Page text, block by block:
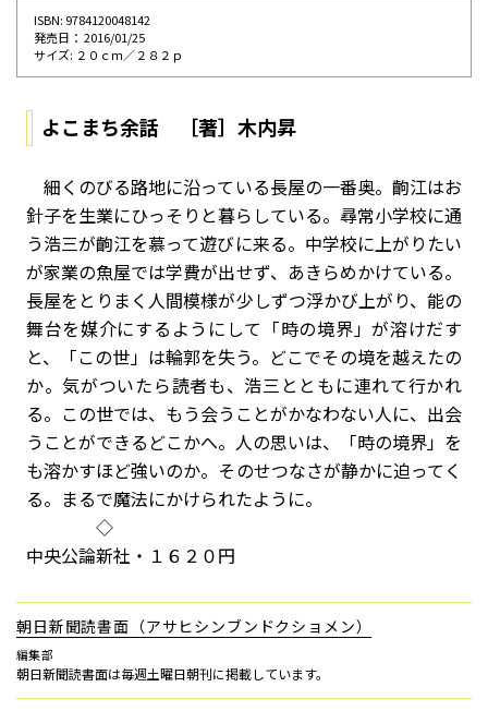
ISBN: 9784120048142
発売⽇： 2016/01/25
サイズ: ２０ｃｍ／２８２ｐ
よこまち余話 ［著］木内昇
細くのびる路地に沿っている長屋の一番奥。齣江はお
針子を生業にひっそりと暮らしている。尋常小学校に通
う浩三が齣江を慕って遊びに来る。中学校に上がりたい
が家業の魚屋では学費が出せず、あきらめかけている。
長屋をとりまく人間模様が少しずつ浮かび上がり、能の
舞台を媒介にするようにして「時の境界」が溶けだす
と、「この世」は輪郭を失う。どこでその境を越えたの
か。気がついたら読者も、浩三とともに連れて行かれ
る。この世では、もう会うことがかなわない人に、出会
うことができるどこかへ。人の思いは、「時の境界」を
も溶かすほど強いのか。そのせつなさが静かに迫ってく
る。まるで魔法にかけられたように。
◇
中央公論新社・１６２０円
朝日新聞読書面（アサヒシンブンドクショメン）
編集部
朝日新聞読書面は毎週土曜日朝刊に掲載しています。